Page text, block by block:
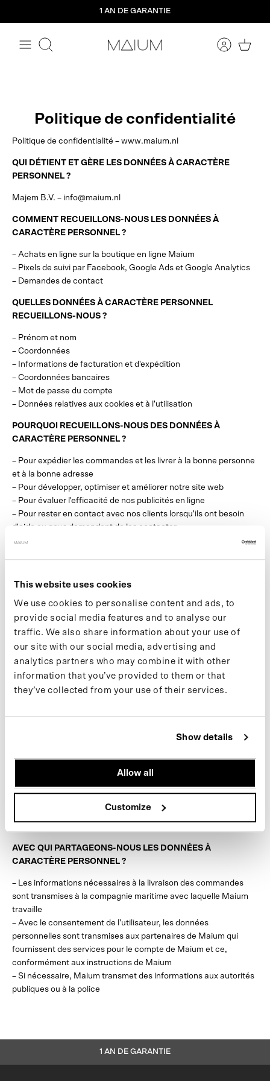
This website uses cookies
We use cookies to personalise content and ads, to
provide social media features and to analyse our
traffic. We also share information about your use of
our site with our social media, advertising and
analytics partners who may combine it with other
information that you’ve provided to them or that
they’ve collected from your use of their services.
Show details
Allow all
Customize
contenu
1 AN DE GARANTIE
Rechercher
Politique de confidentialité
Politique de confidentialité – www.maium.nl
QUI DÉTIENT ET GÈRE LES DONNÉES À CARACTÈRE
PERSONNEL ?
Majem B.V. – info@maium.nl
COMMENT RECUEILLONS-NOUS LES DONNÉES À
CARACTÈRE PERSONNEL ?
– Achats en ligne sur la boutique en ligne Maium
– Pixels de suivi par Facebook, Google Ads et Google Analytics
– Demandes de contact
QUELLES DONNÉES À CARACTÈRE PERSONNEL
RECUEILLONS-NOUS ?
– Prénom et nom
– Coordonnées
– Informations de facturation et d'expédition
– Coordonnées bancaires
– Mot de passe du compte
– Données relatives aux cookies et à l'utilisation
POURQUOI RECUEILLONS-NOUS DES DONNÉES À
CARACTÈRE PERSONNEL ?
– Pour expédier les commandes et les livrer à la bonne personne
et à la bonne adresse
– Pour développer, optimiser et améliorer notre site web
– Pour évaluer l'efficacité de nos publicités en ligne
– Pour rester en contact avec nos clients lorsqu'ils ont besoin
d'aide ou nous demandent de les contacter
– Pour faciliter la vie des visiteurs, nous stockons toutes les
COMBIEN DE TEMPS CONSERVONS-NOUS LES DONNÉES
À CARACTÈRE PERSONNEL ?
– Les données à caractère personnel sont conservées pendant
la durée nécessaire à la fourniture du service demandé par
l'utilisateur et pendant la période autorisée par la loi
– L'utilisateur peut à tout moment demander la suppression ou la
rectification des données à caractère personnel
– Toutes les données à caractère personnel sont collectées,
– Nous mettons en œuvre toutes les mesures techniques et
organisationnelles raisonnables pour sécuriser et protéger les
données à caractère personnel
ou coordonnées bancaires) sont cryptées à l'aide de la
AVEC QUI PARTAGEONS-NOUS LES DONNÉES À
CARACTÈRE PERSONNEL ?
– Les informations nécessaires à la livraison des commandes
sont transmises à la compagnie maritime avec laquelle Maium
travaille
– Avec le consentement de l'utilisateur, les données
personnelles sont transmises aux partenaires de Maium qui
fournissent des services pour le compte de Maium et ce,
conformément aux instructions de Maium
– Si nécessaire, Maium transmet des informations aux autorités
publiques ou à la police
1 AN DE GARANTIE